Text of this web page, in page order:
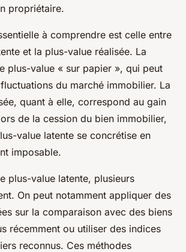
propriétaire.
à comprendre est celle entre
et la plus-value réalisée. La
plus-value « sur papier », qui peut
du marché immobilier. La
quant à elle, correspond au gain
de la cession du bien immobilier,
value latente se concrétise en
imposable.
plus-value latente, plusieurs
On peut notamment appliquer des
sur la comparaison avec des biens
récemment ou utiliser des indices
reconnus. Ces méthodes